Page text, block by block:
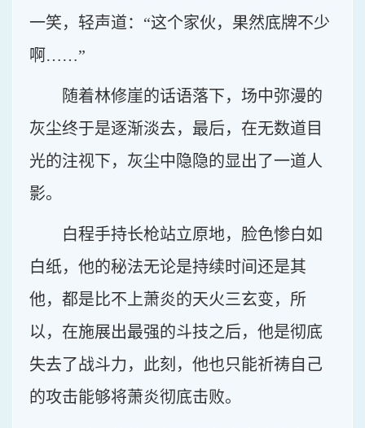
一笑，轻声道：“这个家伙，果然底牌不少
啊……”
随着林修崖的话语落下，场中弥漫的
灰尘终于是逐渐淡去，最后，在无数道目
光的注视下，灰尘中隐隐的显出了一道人
影。
白程手持长枪站立原地，脸色惨白如
白纸，他的秘法无论是持续时间还是其
他，都是比不上萧炎的天火三玄变，所
以，在施展出最强的斗技之后，他是彻底
失去了战斗力，此刻，他也只能祈祷自己
的攻击能够将萧炎彻底击败。